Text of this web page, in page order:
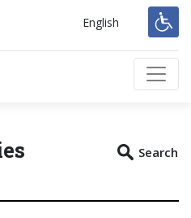
English
Search